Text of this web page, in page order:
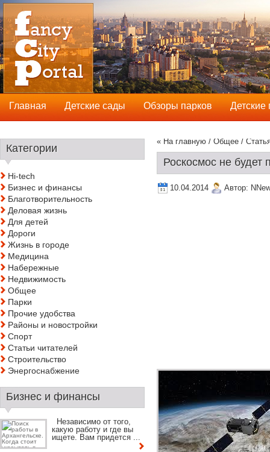
« На главную / Общее /
Роскосмос не будет
10.04.2014 Автор:
Категории
Hi-tech
Бизнес и финансы
Благотворительность
Деловая жизнь
Для детей
Дороги
Жизнь в городе
Медицина
Набережные
Недвижимость
Общее
Парки
Прочие удобства
Районы и новостройки
Спорт
Статьи читателей
Строительство
Энергоснабжение
Бизнес и финансы
Независимо от того,
какую работу и где вы
ищете. Вам придется ...
Главная Детские сады Обзоры парков Детские